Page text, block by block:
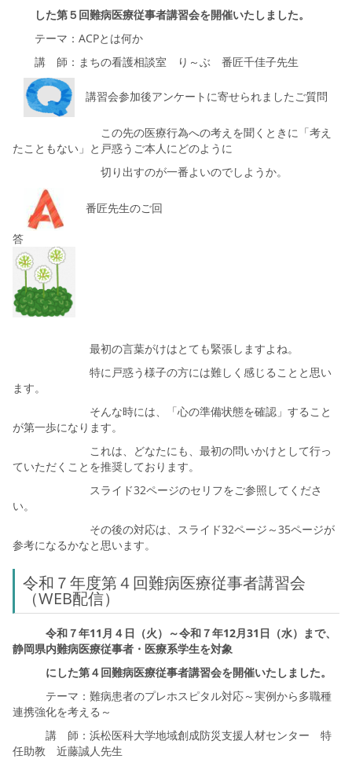
した第５回難病医療従事者講習会を開催いたしました。
テーマ：ACPとは何か
講 師：まちの看護相談室 り～ぶ 番匠千佳子先生
講習会参加後アンケートに寄せられましたご質問
この先の医療行為への考えを聞くときに「考え
たこともない」と戸惑うご本人にどのように
切り出すのが一番よいのでしようか。
番匠先生のご回
答
最初の言葉がけはとても緊張しますよね。
特に戸惑う様子の方には難しく感じることと思い
ます。
そんな時には、「心の準備状態を確認」すること
が第一歩になります。
これは、どなたにも、最初の問いかけとして行っ
ていただくことを推奨しております。
スライド32ページのセリフをご参照してくださ
い。
その後の対応は、スライド32ページ～35ページが
参考になるかなと思います。
令和７年度第４回難病医療従事者講習会
（WEB配信）
令和７年11月４日（火）～令和７年12月31日（水）まで、
静岡県内難病医療従事者・医療系学生を対象
にした第４回難病医療従事者講習会を開催いたしました。
テーマ：難病患者のプレホスピタル対応～実例から多職種
連携強化を考える～
講 師：浜松医科大学地域創成防災支援人材センター 特
任助教 近藤誠人先生